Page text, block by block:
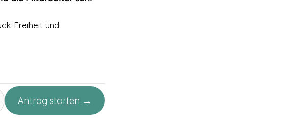
Freiheit und
Antrag starten →